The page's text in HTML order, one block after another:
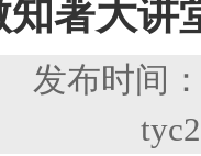
知著大讲
发布时间